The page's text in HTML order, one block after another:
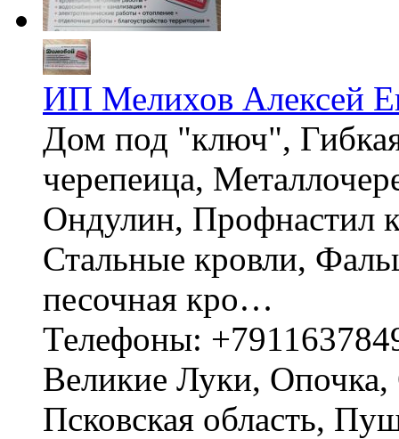
ИП Мелихов Алексей
Дом под "ключ",
черепеица,
Ондулин, Профнастил
Стальные кровли,
песочная кро…
Телефоны:
Великие Луки,
Псковская область,